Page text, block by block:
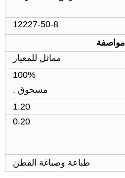
12227-50-8
مواصفة
مماثل للمعيار
100%
مسحوق .
1.20
0.20
طباعة وصباغة القطن